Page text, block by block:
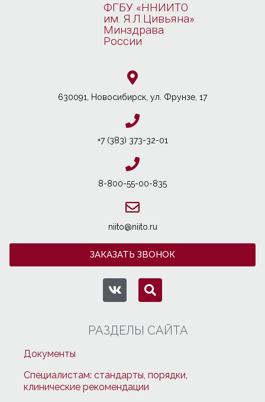
ФГБУ «ННИИТО
им. Я.Л.Цивьяна»
Минздрава
России
630091, Новосибирcк, ул. Фрунзе, 17
+7 (383) 373-32-01
8-800-55-00-835
niito@niito.ru
ЗАКАЗАТЬ ЗВОНОК
РАЗДЕЛЫ САЙТА
Документы
Специалистам: стандарты, порядки,
клинические рекомендации